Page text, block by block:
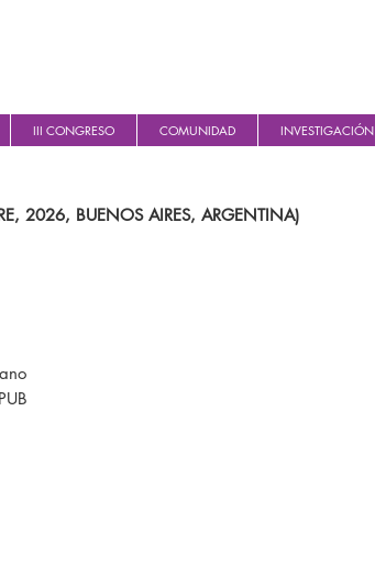
III CONGRESO COMUNIDAD INVESTIGACIÓN
2026, BUENOS AIRES, ARGENTINA)